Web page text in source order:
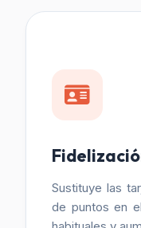
Sustituye las
de puntos en